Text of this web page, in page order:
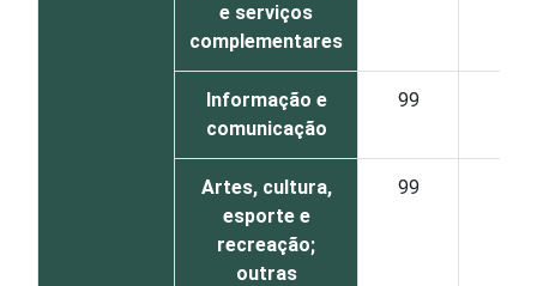
e serviços
complementares
Informação e
comunicação
99
Artes, cultura,
esporte e
recreação;
outras
99